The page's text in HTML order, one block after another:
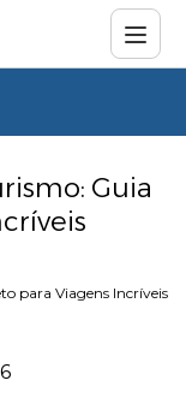
Guia Completo para
Guia